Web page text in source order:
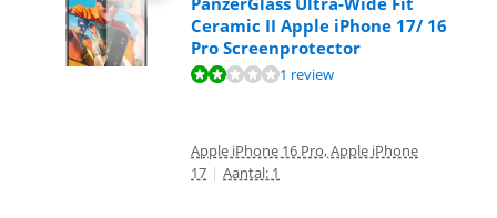
Ceramic II Apple iPhone 17/ 16
Pro Screenprotector
Beoordeling is 4,4 van de 10, gebaseerd op 1 review.
1 review
Apple iPhone 16 Pro, Apple iPhone
17 | Aantal: 1